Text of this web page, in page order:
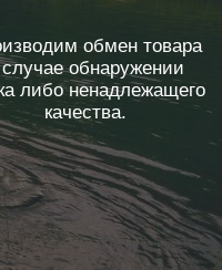
обмен товара
обнаружении
либо ненадлежащего
качества.